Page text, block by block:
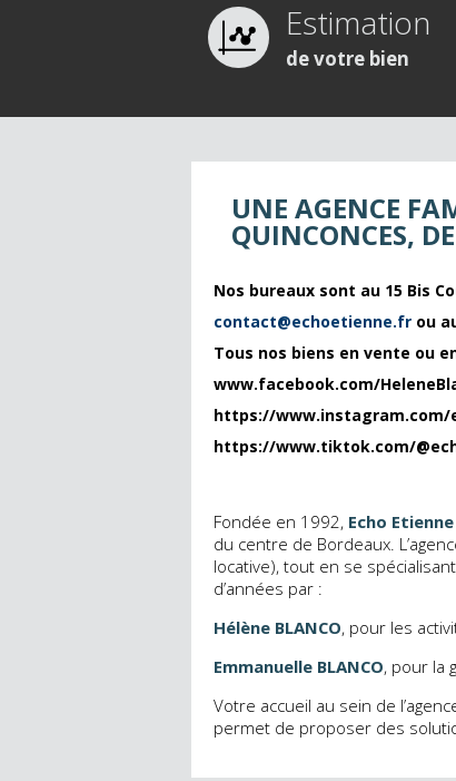
Estimation
de votre bien
UNE AGENCE
QUINCONCES,
Nos bureaux sont au 15 Bis
contact@echoetienne.fr ou
Tous nos biens en vente ou
www.facebook.com/
https://www.instagram.com/
https://www.tiktok.com/
Fondée en 1992, Echo
du centre de Bordeaux.
locative), tout en se
d’années par :
Hélène BLANCO, pour les
Emmanuelle BLANCO, pour la
Votre accueil au sein de
permet de proposer des